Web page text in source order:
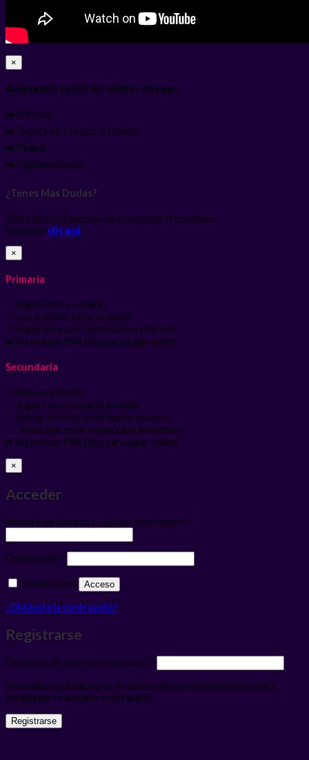
×
Aceptamos todos los medios de pago
➡️ Efectivo
➡️ Tarjeta de Credito o Debito
➡️ Paypal
➡️ Criptomonedas
¿Tenes Mas Dudas?
Visita nuestra seccion de preguntas frecuentes
haciendo clic acá
×
Primaria
✅ Jugas con tu usuario
✅ Los trofeos van a tu perfil
✅ Jugas sin estar conectado a internet
❌ No incluye PSN Plus para jugar online
Secundaria
✅ Más económico
✅ Jugas con el usuario enviado
✅ Sumas trofeos en el nuevo usuario
✅ Tenes que estar conectado a internet
❌ No incluye PSN Plus para jugar online
×
Acceder
Nombre de usuario o correo electrónico *
Contraseña *
Recuérdame Acceso
¿Olvidaste la contraseña?
Registrarse
Dirección de correo electrónico *
Se enviará un enlace a tu dirección de correo electrónico para
establecer una nueva contraseña.
Registrarse